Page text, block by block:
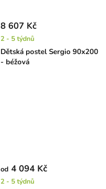
Dětská postel Sergio 90x200
- béžová
8 607 Kč
2 - 5 týdnů
od 4 094 Kč
2 - 5 týdnů